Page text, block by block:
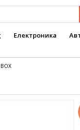
Електроника